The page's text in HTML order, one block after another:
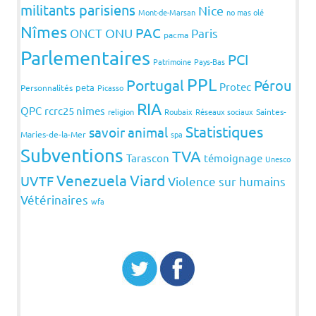
militants parisiens Mont-de-Marsan Nice no mas olé
Nîmes ONCT ONU PAC pacma Paris
Parlementaires Patrimoine Pays-Bas PCI
Personnalités peta Picasso Portugal PPL Protec Pérou
QPC rcrc25 nimes religion RIA Roubaix Réseaux sociaux Saintes-
Maries-de-la-Mer savoir animal spa Statistiques
Subventions Tarascon TVA témoignage Unesco
UVTFVenezuelaViard Violence sur humains
Vétérinaires wfa